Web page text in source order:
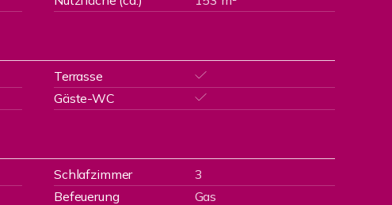
Terrasse
Gäste-WC
Schlafzimmer
3
Befeuerung Gas